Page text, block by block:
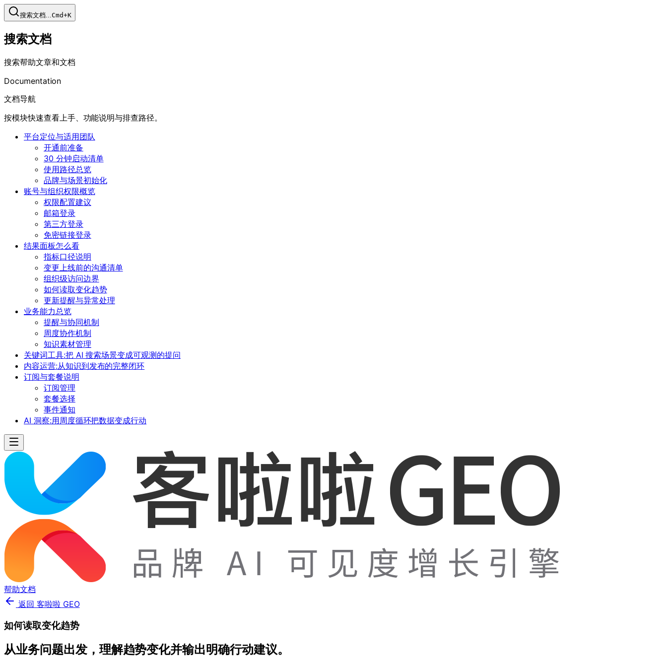
搜索文档...Cmd+K
搜索文档
搜索帮助文章和文档
Documentation
文档导航
按模块快速查看上手、功能说明与排查路径。
平台定位与适用团队
开通前准备
30 分钟启动清单
使用路径总览
品牌与场景初始化
账号与组织权限概览
权限配置建议
邮箱登录
第三方登录
免密链接登录
结果面板怎么看
指标口径说明
变更上线前的沟通清单
组织级访问边界
如何读取变化趋势
更新提醒与异常处理
业务能力总览
提醒与协同机制
周度协作机制
知识素材管理
关键词工具:把 AI 搜索场景变成可观测的提问
内容运营:从知识到发布的完整闭环
订阅与套餐说明
订阅管理
套餐选择
事件通知
AI 洞察:用周度循环把数据变成行动
帮助文档
返回 客啦啦 GEO
如何读取变化趋势
从业务问题出发，理解趋势变化并输出明确行动建议。